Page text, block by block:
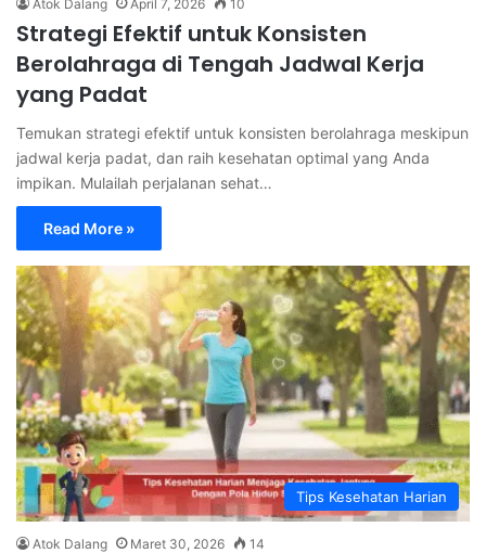
Atok Dalang April 7, 2026 10
Strategi Efektif untuk Konsisten
Berolahraga di Tengah Jadwal Kerja
yang Padat
Temukan strategi efektif untuk konsisten berolahraga meskipun
jadwal kerja padat, dan raih kesehatan optimal yang Anda
impikan. Mulailah perjalanan sehat…
Read More »
Tips Kesehatan Harian
Atok Dalang Maret 30, 2026 14